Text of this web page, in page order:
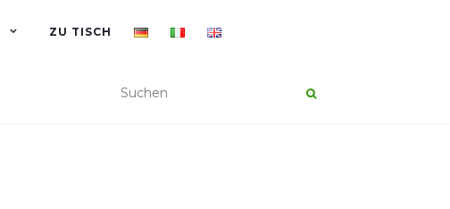
ZU TISCH